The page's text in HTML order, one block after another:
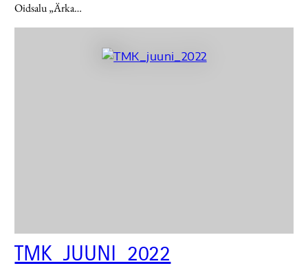
Oidsalu „Ärka…
TMK_JUUNI_2022